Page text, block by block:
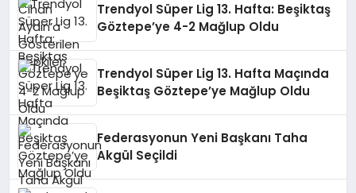
Trendyol Süper Lig 13. Hafta: Beşiktaş
Göztepe’ye 4-2 Mağlup Oldu
Trendyol Süper Lig 13. Hafta Maçında
Beşiktaş Göztepe’ye Mağlup Oldu
Federasyonun Yeni Başkanı Taha
Akgül Seçildi